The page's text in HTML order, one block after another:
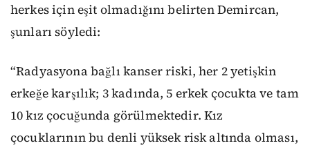
herkes için eşit olmadığını belirten Demircan,
şunları söyledi:
“Radyasyona bağlı kanser riski, her 2 yetişkin
erkeğe karşılık; 3 kadında, 5 erkek çocukta ve tam
10 kız çocuğunda görülmektedir. Kız
çocuklarının bu denli yüksek risk altında olması,